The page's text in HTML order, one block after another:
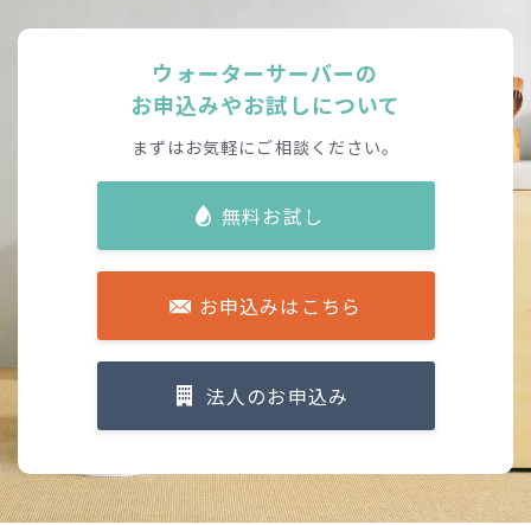
ウォーターサーバーの
お申込みやお試しについて
まずはお気軽にご相談ください。
無料お試し
お申込みはこちら
法人のお申込み